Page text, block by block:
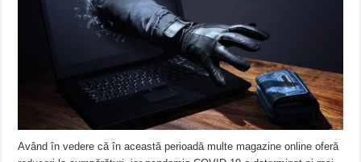
Având în vedere că în această perioadă multe magazine online oferă